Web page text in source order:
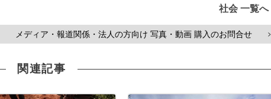
社会 一覧へ
メディア・報道関係・法人の方向け 写真・動画 購入のお問合せ >
関連記事